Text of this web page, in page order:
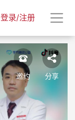
登录/注册
邀约 分享